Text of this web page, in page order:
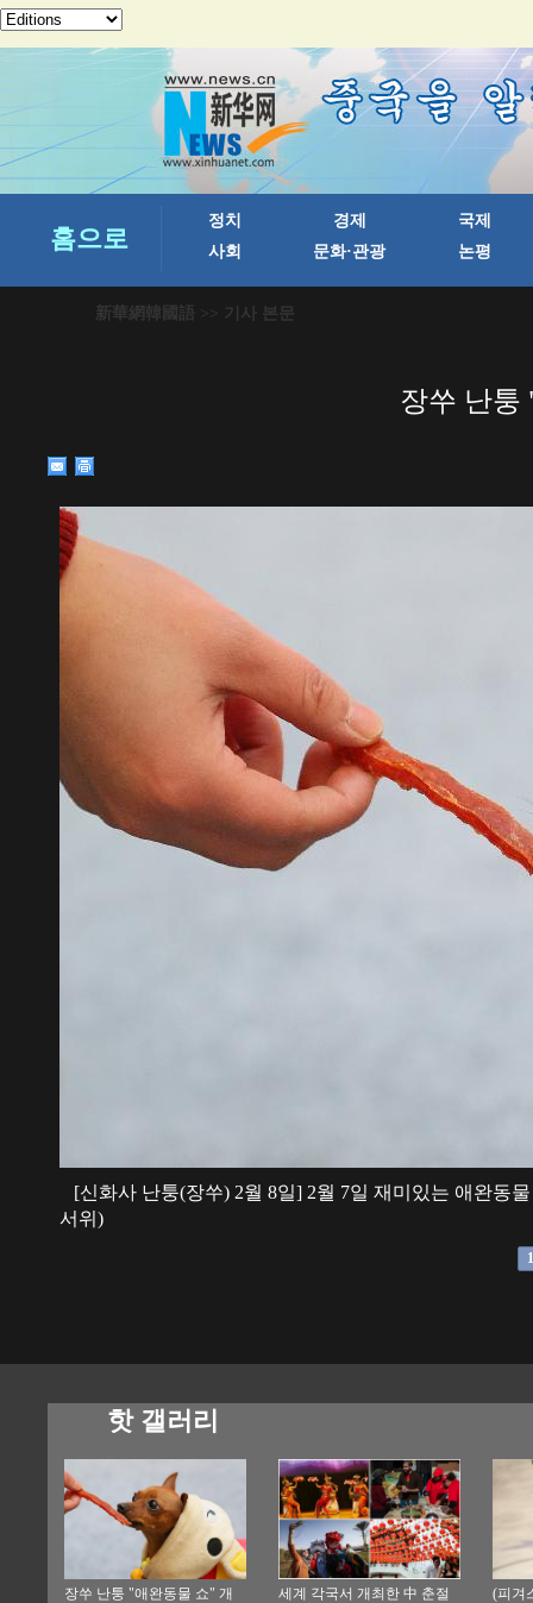
新華網韓國語 >> 기사 본문
장쑤 난퉁
[신화사 난퉁(장쑤) 2월 8일] 2월 7일 재미있는 애완동
서위)
1
핫 갤러리
장쑤 난퉁 "애완동물 쇼" 개
세계 각국서 개최한 中 춘절
(피겨